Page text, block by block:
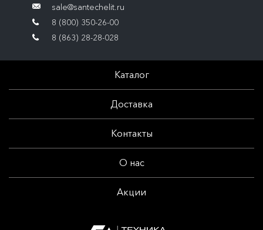
sale@santechelit.ru
8 (800) 350-26-00
8 (863) 28-28-028
Каталог
Доставка
Контакты
О нас
Акции